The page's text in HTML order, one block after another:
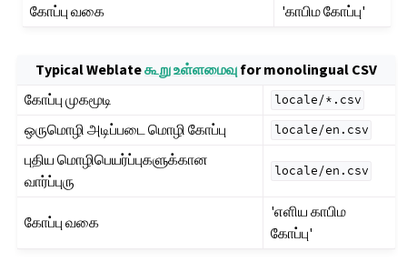
கோப்பு வகை 'காபிம கோப்பு'
Typical Weblateகூறு உள்ளமைவுfor monolingual CSV
கோப்பு முகமூடி
locale/*.csv
ஒருமொழி அடிப்படை மொழி கோப்பு locale/en.csv
புதிய மொழிபெயர்ப்புகளுக்கான
வார்ப்புரு
locale/en.csv
கோப்பு வகை
'எளிய காபிம
கோப்பு'